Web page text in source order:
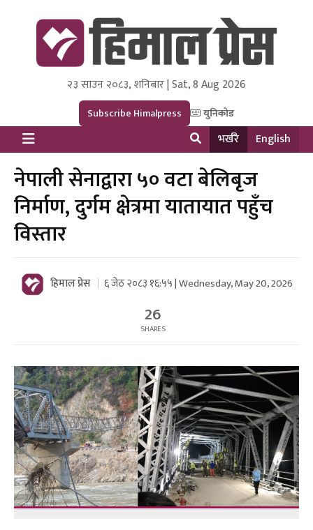
Himal Press
Dot NewsyNepal Media and Research Pvt Ltd.
२३ साउन २०८३, शनिबार | Sat, 8 Aug 2026
Subscribe Himalpress युनिकोड
भर्खरै English
नेपाली सेनाद्वारा ५० वटा बेलिबृज
निर्माण, दुर्गम क्षेत्रमा यातायात पहुँच
विस्तार
हिमाल प्रेस ६ जेठ २०८३ १६:५५ | Wednesday, May 20, 2026
26
SHARES